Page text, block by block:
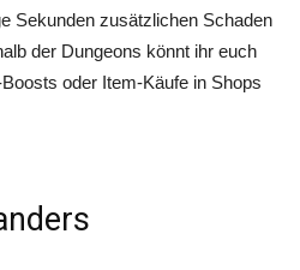
Sekunden zusätzlichen Schaden
der Dungeons könnt ihr euch
oder Item-Käufe in Shops